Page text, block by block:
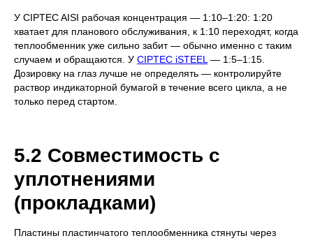
У CIPTEC AISI рабочая концентрация — 1:10–1:20: 1:20
хватает для планового обслуживания, к 1:10 переходят, когда
теплообменник уже сильно забит — обычно именно с таким
случаем и обращаются. У CIPTEC iSTEEL — 1:5–1:15.
Дозировку на глаз лучше не определять — контролируйте
раствор индикаторной бумагой в течение всего цикла, а не
только перед стартом.
5.2 Совместимость с
уплотнениями
(прокладками)
Пластины пластинчатого теплообменника стянуты через